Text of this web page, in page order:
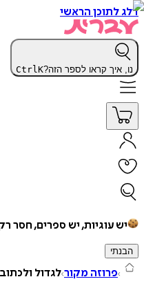
דלג לתוכן הראשי
נו, איך קראו לספר הזה? CtrlK
יש עוגיות, יש ספרים, חסר
הבנתי
פרוזה מקור לגדול